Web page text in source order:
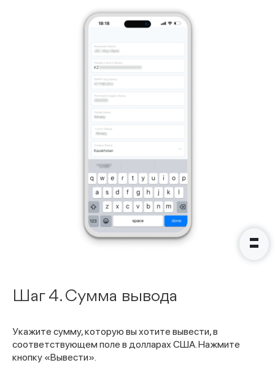
Шаг 4. Сумма вывода
Укажите сумму, которую вы хотите вывести, в
соответствующем поле в долларах США. Нажмите
кнопку «Вывести».
вами в ближайшее время